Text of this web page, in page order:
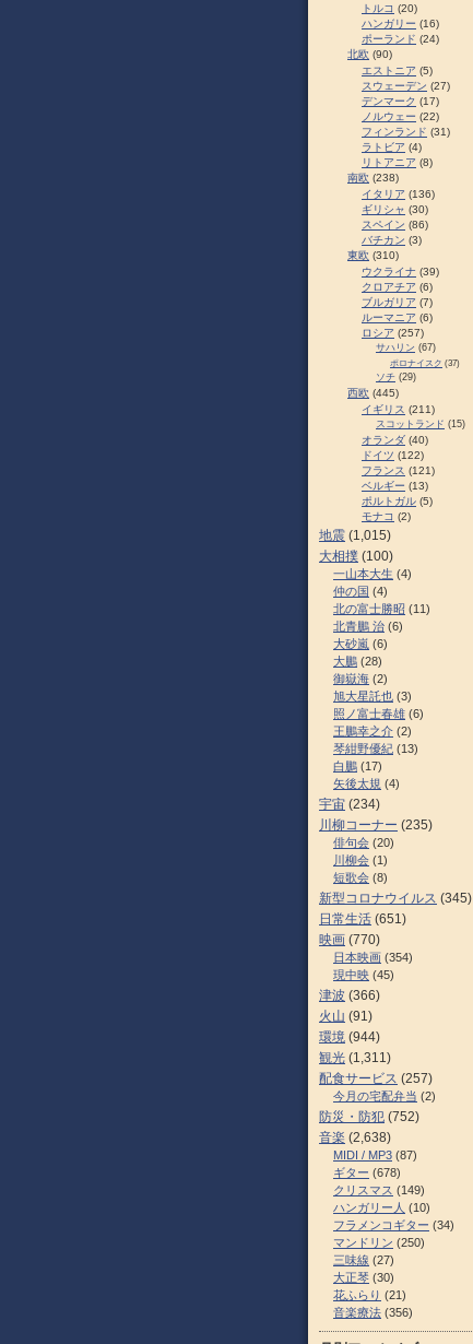
トルコ (20)
ハンガリー (16)
ポーランド (24)
北欧 (90)
エストニア (5)
スウェーデン (27)
デンマーク (17)
ノルウェー (22)
フィンランド (31)
ラトビア (4)
リトアニア (8)
南欧 (238)
イタリア (136)
ギリシャ (30)
スペイン (86)
バチカン (3)
東欧 (310)
ウクライナ (39)
クロアチア (6)
ブルガリア (7)
ルーマニア (6)
ロシア (257)
サハリン (67)
ポロナイスク (37)
ソチ (29)
西欧 (445)
イギリス (211)
スコットランド (15)
オランダ (40)
ドイツ (122)
フランス (121)
ベルギー (13)
ポルトガル (5)
モナコ (2)
地震 (1,015)
大相撲 (100)
一山本大生 (4)
仲の国 (4)
北の富士勝昭 (11)
北青鵬 治 (6)
大砂嵐 (6)
大鵬 (28)
御嶽海 (2)
旭大星託也 (3)
照ノ富士春雄 (6)
王鵬幸之介 (2)
琴紺野優紀 (13)
白鵬 (17)
矢後太規 (4)
宇宙 (234)
川柳コーナー (235)
俳句会 (20)
川柳会 (1)
短歌会 (8)
新型コロナウイルス (345)
日常生活 (651)
映画 (770)
日本映画 (354)
現中映 (45)
津波 (366)
火山 (91)
環境 (944)
観光 (1,311)
配食サービス (257)
今月の宅配弁当 (2)
防災・防犯 (752)
音楽 (2,638)
MIDI / MP3 (87)
ギター (678)
クリスマス (149)
ハンガリー人 (10)
フラメンコギター (34)
マンドリン (250)
三味線 (27)
大正琴 (30)
花ふらり (21)
音楽療法 (356)